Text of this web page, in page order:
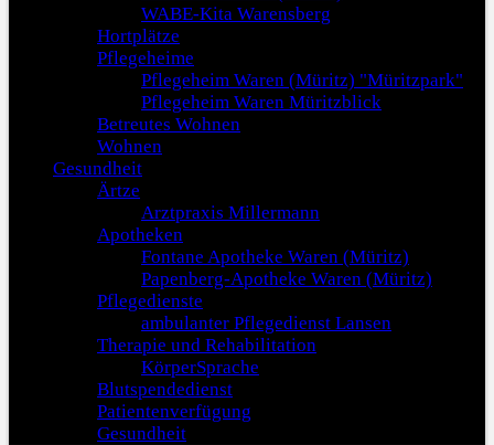
WABE-Kita Warensberg
Hortplätze
Pflegeheime
Pflegeheim Waren (Müritz) "Müritzpark"
Pflegeheim Waren Müritzblick
Betreutes Wohnen
Wohnen
Gesundheit
Ärtze
Arztpraxis Millermann
Apotheken
Fontane Apotheke Waren (Müritz)
Papenberg-Apotheke Waren (Müritz)
Pflegedienste
ambulanter Pflegedienst Lansen
Therapie und Rehabilitation
KörperSprache
Blutspendedienst
Patientenverfügung
Gesundheit